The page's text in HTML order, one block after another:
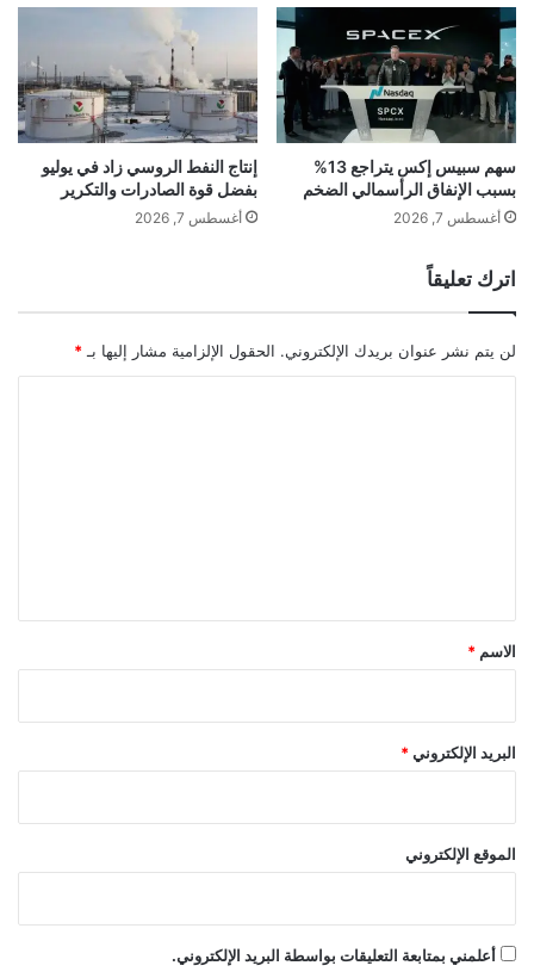
akhabarqatar.com — مصير قيمة سبيس إكس على المحك..
مسؤول سابق في تسلا يكشف الشرط الحاسم لبقائها
إكس سبيس قيمة
مصير
س
ب
ب
ح
ر
ب
إ
ي
ر
سهم سبيس إكس يتراجع 13%
بسبب الإنفاق الرأسمالي الضخم
أغسطس 7, 2026
إنتاج النفط الروسي زاد في يوليو
بفضل قوة الصادرات والتكرير
أغسطس 7, 2026
اترك تعليقاً
لن يتم نشر عنوان بريدك الإلكتروني. الحقول الإلزامية مشار إليها بـ *
*
الاسم *
البريد الإلكتروني*
الموقع الإلكتروني
أعلمني بمتابعة التعليقات بواسطة البريد الإلكتروني.